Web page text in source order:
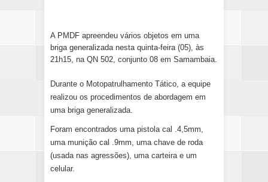
A PMDF apreendeu vários objetos em uma
briga generalizada nesta quinta-feira (05), às
21h15, na QN 502, conjunto 08 em Samambaia.
Durante o Motopatrulhamento Tático, a equipe
realizou os procedimentos de abordagem em
uma briga generalizada.
Foram encontrados uma pistola cal .4,5mm,
uma munição cal .9mm, uma chave de roda
(usada nas agressões), uma carteira e um
celular.